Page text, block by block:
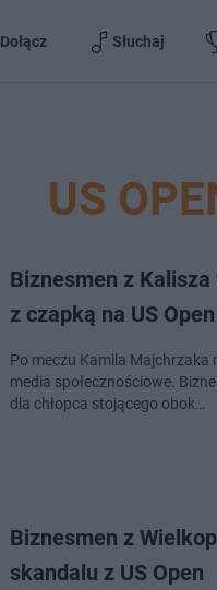
Dołącz Słuchaj
US
Biznesmen z
z czapką na US
Po meczu Kamila Majchrzaka
media społecznościowe.
dla chłopca stojącego obok…
Biznesmen z
skandalu z US Open